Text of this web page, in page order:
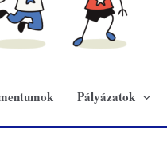
Pályázatok